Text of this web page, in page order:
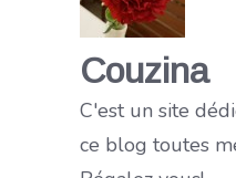
Couzina
C'est un site
ce blog toutes